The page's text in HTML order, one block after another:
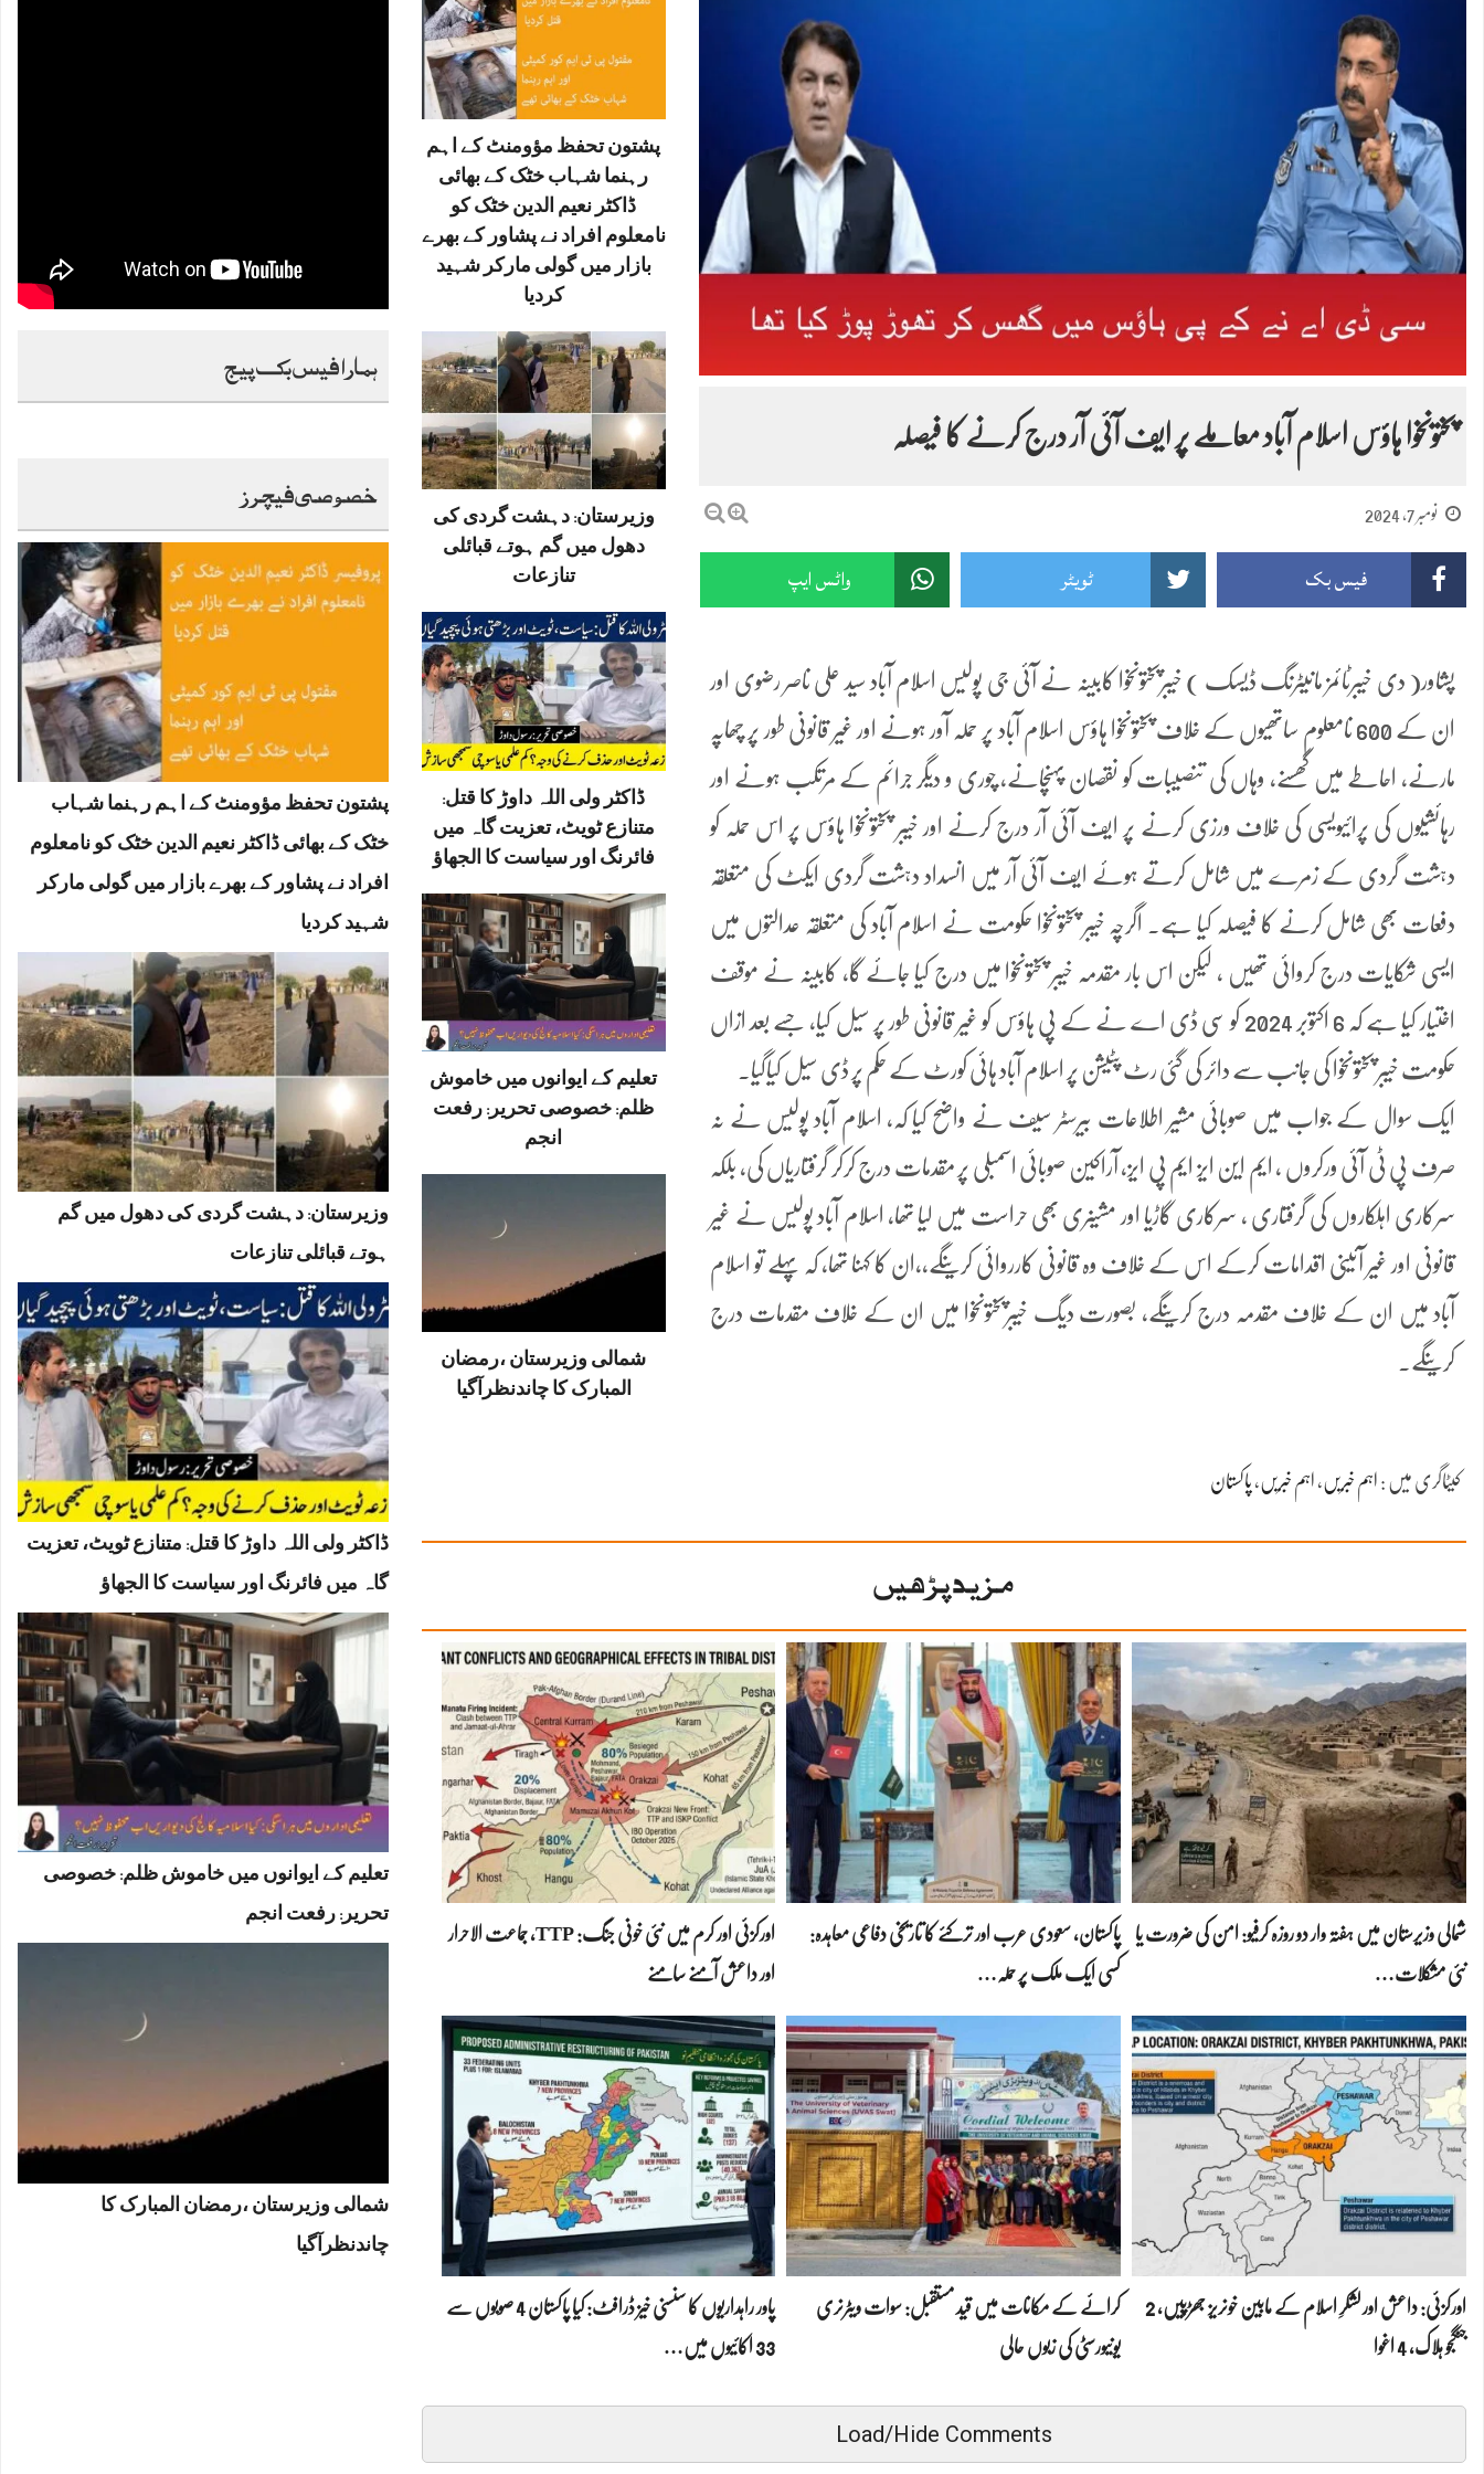
پشتون تحفظ مؤومنٹ کے اہم
رہنما شہاب خٹک کے بھائی
ڈاکٹر نعیم الدین خٹک کو
نامعلوم افراد نے پشاور کے بھرے
بازار میں گولی مارکر شہید
کردیا
وزیرستان: دہشت گردی کی
دھول میں گم ہوتے قبائلی
تنازعات
ڈاکٹر ولی اللہ داوڑ کا قتل:
متنازع ٹویٹ، تعزیت گاہ میں
فائرنگ اور سیاست کا الجھاؤ
تعلیم کے ایوانوں میں خاموش
ظلم: خصوصی تحریر: رفعت
انجم
شمالی وزیرستان ،رمضان
المبارک کا چاندنظرآگیا
پختونخوا ہاؤس اسلام آباد معاملے پر ایف آئی آر درج کرنے کا فیصلہ
نومبر 7, 2024
فیس بک ٹویٹر واٹس ایپ
پشاور( دی خیبرٹائمز مانیٹرنگ ڈیسک ) خیبرپختونخوا کابینہ نے آئی جی پولیس اسلام آباد سید علی ناصر رضوی اور
ان کے 600 نامعلوم ساتھیوں کے خلاف پختونخوا ہاؤس اسلام آباد پر حملہ آور ہونے اور غیر قانونی طور پر چھاپہ
مارنے، احاطے میں گھسنے، وہاں کی تنصیبات کو نقصان پہنچانے، چوری و دیگر جرائم کے مرتکب ہونے اور
رہائشیوں کی پرائیویسی کی خلاف ورزی کرنے پر ایف آئی آر درج کرنے اور خیبر پختونخوا ہاؤس پر اس حملہ کو
دہشت گردی کے زمرے میں شامل کرتے ہوئے ایف آئی آر میں انسداد دہشت گردی ایکٹ کی متعلقہ
دفعات بھی شامل کرنے کا فیصلہ کیا ہے۔ اگرچہ خیبر پختونخوا حکومت نے اسلام آباد کی متعلقہ عدالتوں میں
ایسی شکایات درج کروائی تھیں ، لیکن اس بار مقدمہ خیبر پختونخوا میں درج کیا جائے گا، کابینہ نے موقف
اختیار کیا ہے کہ 6 اکتوبر 2024 کو سی ڈی اے نے کے پی ہاؤس کو غیر قانونی طور پر سیل کیا، جسے بعد ازاں
حکومت خیبر پختونخوا کی جانب سے دائر کی گئی رٹ پٹیشن پر اسلام آباد ہائی کورٹ کے حکم پر ڈی سیل کیاگیا۔
ایک سوال کے جواب میں صوبائی مشیر اطلاعات بیرسٹر سیف نے واضح کیا کہ، اسلام آباد پولیس نے نہ
صرف پی ٹی آئی ورکروں ، ایم این ایز ایم پی ایز، آراکین صوبائی اسمبلی پر مقدمات درج کرکر گرفتاریاں کی، بلکہ
سرکاری اہلکاروں کی گرفتاری ، سرکاری گاڑیا اور مشینری بھی حراست میں لیا تھا، اسلام آباد پولیس نے غیر
قانونی اور غیر آئینی اقدامات کرکے اس کے خلاف وہ قانونی کارروائی کرینگے،،ان کا کہنا تھا، کہ پہلے تو اسلام
آباد میں ان کے خلاف مقدمہ درج کرینگے، بصورت دیگ خیبرپختونخوا میں ان کے خلاف مقدمات درج
کرینگے۔
کیٹاگری میں : اہم خبریں، اہم خبریں، پاکستان
مزید پڑھیں
شمالی وزیرستان میں ہفتہ وار دو روزہ کرفیو: امن کی ضرورت یا
نئی مشکلات…
پاکستان، سعودی عرب اور ترکئے کا تاریخی دفاعی معاہدہ:
کسی ایک ملک پر حملہ…
اورکزئی اور کرم میں نئی خونی جنگ: TTP، جماعت الاحرار
اور داعش آمنے سامنے
اورکزئی: داعش اور لشکرِ اسلام کے مابین خونریز جھڑپیں، 2
جنگجو ہلاک، 4 اغوا
کرائے کے مکانات میں قید مستقبل: سوات ویٹرنری
یونیورسٹی کی زبوں حالی
پاور راہداریوں کا سنسنی خیز ڈرافٹ: کیا پاکستان 4 صوبوں سے
33 اکائیوں میں…
Load/Hide Comments
ہمارا فیس بک پیج
خصوصی فیچرز
پشتون تحفظ مؤومنٹ کے اہم رہنما شہاب
خٹک کے بھائی ڈاکٹر نعیم الدین خٹک کو نامعلوم
افراد نے پشاور کے بھرے بازار میں گولی مارکر
شہید کردیا
وزیرستان: دہشت گردی کی دھول میں گم
ہوتے قبائلی تنازعات
ڈاکٹر ولی اللہ داوڑ کا قتل: متنازع ٹویٹ، تعزیت
گاہ میں فائرنگ اور سیاست کا الجھاؤ
تعلیم کے ایوانوں میں خاموش ظلم: خصوصی
تحریر: رفعت انجم
شمالی وزیرستان ،رمضان المبارک کا
چاندنظرآگیا